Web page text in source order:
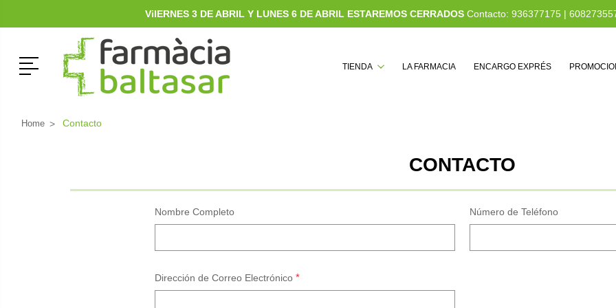
ViIERNES 3 DE ABRIL Y LUNES 6 DE ABRIL ESTAREMOS CERRADOS Contacto: 936377175 |
Menú TIENDA LA FARMACIA ENCARGO EXPRÉS
Home Contacto
CONTACTO
Nombre Completo Número de Teléfono
Dirección de Correo Electrónico *